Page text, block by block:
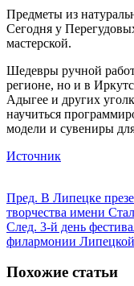
Предметы из
Сегодня у
мастерской.
Шедевры ручной
регионе, но и в
Адыгее и других
научиться
модели и сувениры
Источник
Пред. В Липецке
творчества имени
След. 3-й день
филармонии Липецкой
Похожие статьи